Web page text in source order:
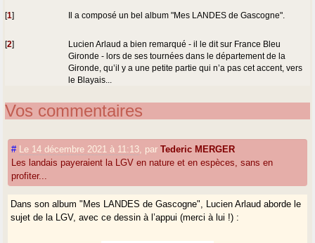
[1] Il a composé un bel album "Mes LANDES de Gascogne".
[2]
Lucien Arlaud a bien remarqué - il le dit sur France Bleu
Gironde - lors de ses tournées dans le département de la
Gironde, qu’il y a une petite partie qui n’a pas cet accent, vers
le Blayais...
Vos commentaires
# Le 14 décembre 2021 à 11:13 parTederic MERGER
Les landais payeraient la LGV en nature et en espèces, sans en
profiter...
Dans son album "Mes LANDES de Gascogne", Lucien Arlaud aborde le
sujet de la LGV, avec ce dessin à l’appui (merci à lui !) :